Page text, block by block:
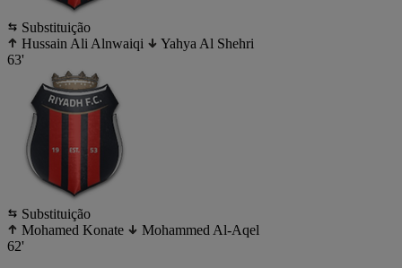
Substituição
Hussain Ali Alnwaiqi
Yahya Al Shehri
63'
Substituição
Mohamed Konate
Mohammed Al-Aqel
62'